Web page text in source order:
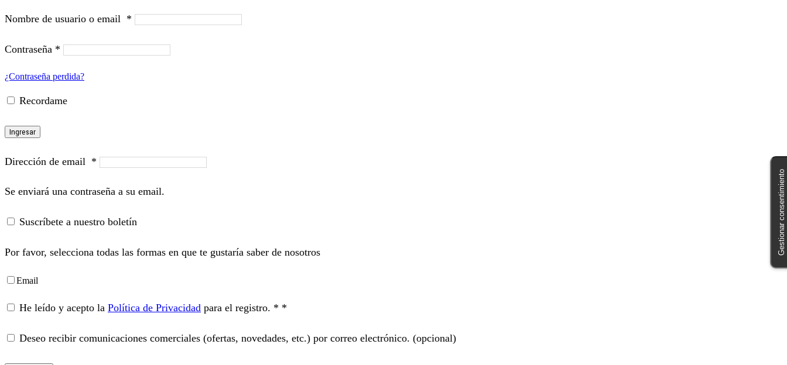
Nombre de usuario o email *
Contraseña *
¿Contraseña perdida?
Recordame
Ingresar
Dirección de email *
Se enviará una contraseña a su email.
Suscríbete a nuestro boletín
Por favor, selecciona todas las formas en que te gustaría saber de nosotros
Email
He leído y acepto la Política de Privacidad para el registro. * *
Deseo recibir comunicaciones comerciales (ofertas, novedades, etc.) por correo electrónico. (opcional)
Gestionar consentimiento